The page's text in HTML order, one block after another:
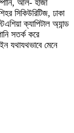
আল- হাজা
সিকিউরিটিজ, ঢাকা
ক্যাপিটাল অ্যান্ড
সতর্ক করে
যথাযথভাবে মেনে